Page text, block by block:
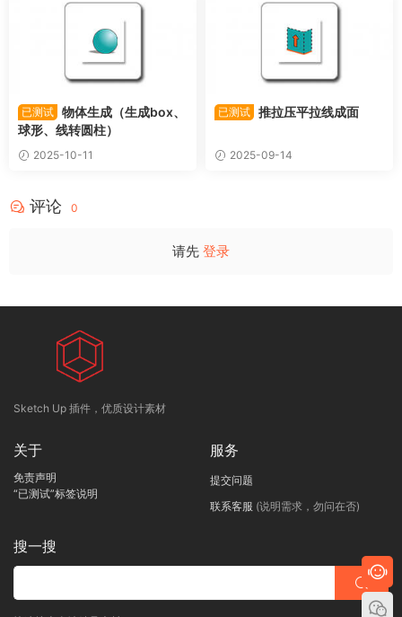
已测试 物体生成（生成box、
球形、线转圆柱）
2025-10-11
已测试 推拉压平拉线成面
2025-09-14
评论 0
请先 登录
Sketch Up 插件，优质设计素材
关于
免责声明
“已测试”标签说明
服务
提交问题
联系客服 (说明需求，勿问在否)
搜一搜